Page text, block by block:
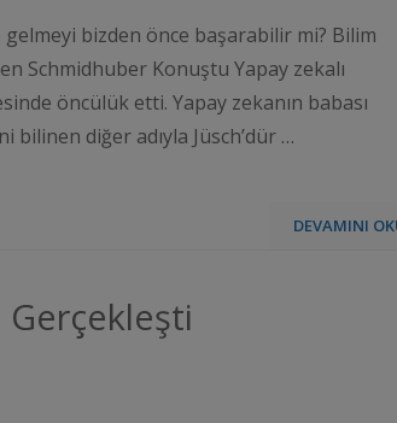
bizden önce başarabilir mi? Bilim
Schmidhuber Konuştu Yapay zekalı
öncülük etti. Yapay zekanın babası
diğer adıyla Jüsch’dür …
DEVAMINI